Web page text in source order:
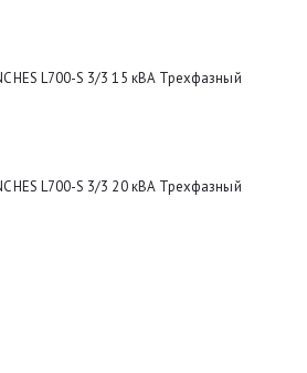
L700-S 3/3 15 кВА Трехфазный
L700-S 3/3 20 кВА Трехфазный